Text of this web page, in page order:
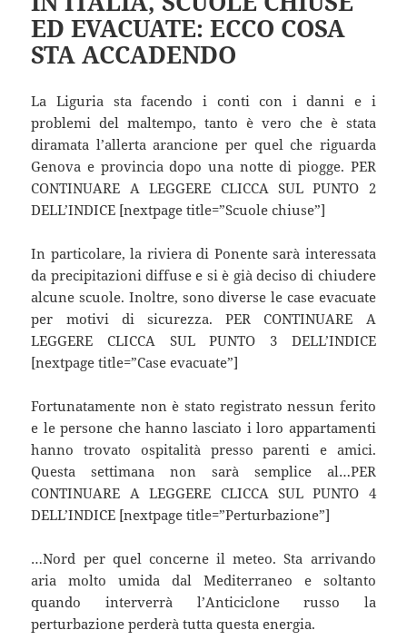
ED EVACUATE: ECCO COSA
STA ACCADENDO
La Liguria sta facendo i conti con i danni e i
problemi del maltempo, tanto è vero che è stata
diramata l’allerta arancione per quel che riguarda
Genova e provincia dopo una notte di piogge. PER
CONTINUARE A LEGGERE CLICCA SUL PUNTO 2
DELL’INDICE [nextpage title=”Scuole chiuse”]
In particolare, la riviera di Ponente sarà interessata
da precipitazioni diffuse e si è già deciso di chiudere
alcune scuole. Inoltre, sono diverse le case evacuate
per motivi di sicurezza. PER CONTINUARE A
LEGGERE CLICCA SUL PUNTO 3 DELL’INDICE
[nextpage title=”Case evacuate”]
Fortunatamente non è stato registrato nessun ferito
e le persone che hanno lasciato i loro appartamenti
hanno trovato ospitalità presso parenti e amici.
Questa settimana non sarà semplice al…PER
CONTINUARE A LEGGERE CLICCA SUL PUNTO 4
DELL’INDICE [nextpage title=”Perturbazione”]
…Nord per quel concerne il meteo. Sta arrivando
aria molto umida dal Mediterraneo e soltanto
quando interverrà l’Anticiclone russo la
perturbazione perderà tutta questa energia.